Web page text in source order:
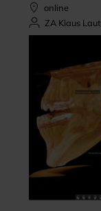
online
ZA Klaus